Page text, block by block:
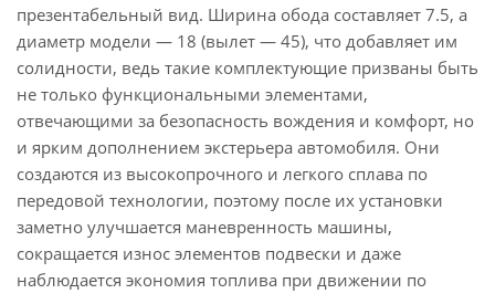
презентабельный вид. Ширина обода составляет 7.5, а
диаметр модели — 18 (вылет — 45), что добавляет им
солидности, ведь такие комплектующие призваны быть
не только функциональными элементами,
отвечающими за безопасность вождения и комфорт, но
и ярким дополнением экстерьера автомобиля. Они
создаются из высокопрочного и легкого сплава по
передовой технологии, поэтому после их установки
заметно улучшается маневренность машины,
сокращается износ элементов подвески и даже
наблюдается экономия топлива при движении по